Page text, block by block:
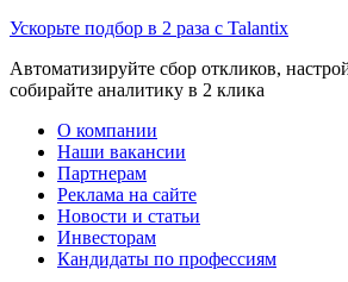
Ускорьте подбор в 2 раза с Talantix
Автоматизируйте сбор откликов,
собирайте аналитику в 2 клика
О компании
Наши вакансии
Партнерам
Реклама на сайте
Новости и статьи
Инвесторам
Кандидаты по профессиям